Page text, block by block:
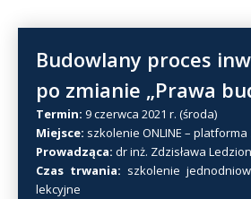
Budowlany proces
po zmianie „Prawa
Termin: 9 czerwca 2021 r. (środa)
Miejsce: szkolenie ONLINE – platforma
Prowadząca: dr inż. Zdzisława
Czas trwania: szkolenie
lekcyjne